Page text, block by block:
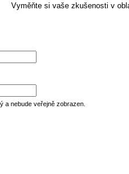
Vyměňte si vaše zkušenosti v
a nebude veřejně zobrazen.